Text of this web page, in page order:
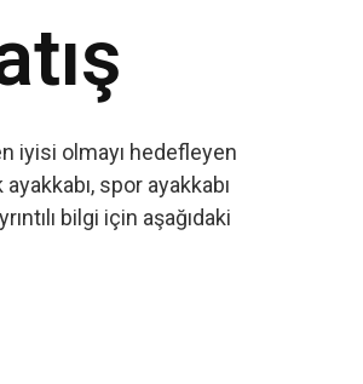
iyisi olmayı hedefleyen
spor ayakkabı
bilgi için aşağıdaki